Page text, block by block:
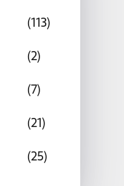
(113)
(2)
(7)
(21)
(25)